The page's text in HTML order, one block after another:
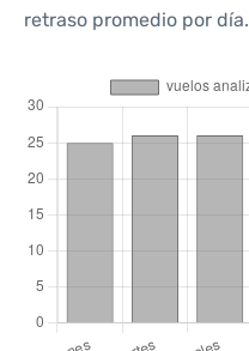
retraso promedio por día.